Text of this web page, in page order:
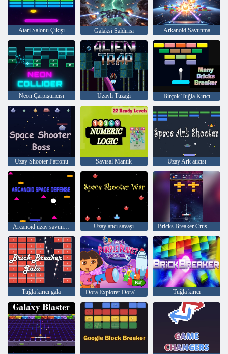
Atari Salonu Çıkışı Galaksi Saldırısı Arkanoid Savunma
Neon Çarpıştırıcısı Uzaylı Tuzağı Birçok Tuğla Kırıcı
Uzay Shooter Patronu Sayısal Mantık Uzay Ark atıcısı
Arcanoid uzay savunması Uzay atıcı savaşı Bricks Breaker Crush Quest
Tuğla kırıcı gala Dora Explorer Dora'nın Mor Gezegen Macerası Tuğla kırıcı